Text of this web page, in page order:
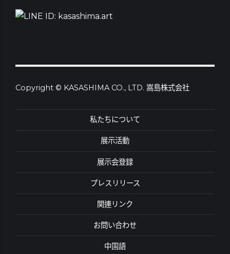
Copyright © KASASHIMA CO., LTD. 嵩島株式会社
私たちについて
展示活動
展示会登録
プレスリリース
関連リンク
お問い合わせ
中国語